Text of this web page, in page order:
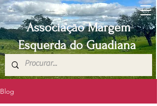
Associação Margem
Esquerda do Guadiana
Blog